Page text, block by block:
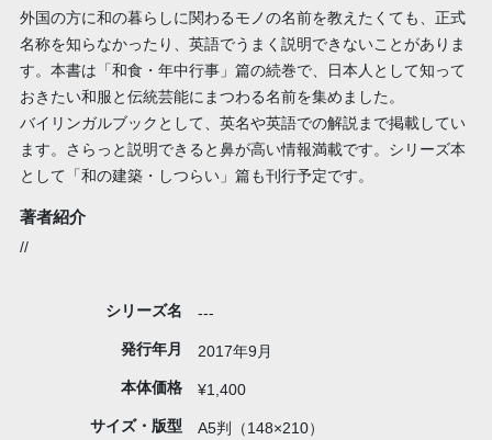
外国の方に和の暮らしに関わるモノの名前を教えたくても、正式
名称を知らなかったり、英語でうまく説明できないことがありま
す。本書は「和食・年中行事」篇の続巻で、日本人として知って
おきたい和服と伝統芸能にまつわる名前を集めました。
バイリンガルブックとして、英名や英語での解説まで掲載してい
ます。さらっと説明できると鼻が高い情報満載です。シリーズ本
として「和の建築・しつらい」篇も刊行予定です。
著者紹介
//
シリーズ名 ---
発行年月 2017年9月
本体価格 ¥1,400
サイズ・版型 A5判（148×210）